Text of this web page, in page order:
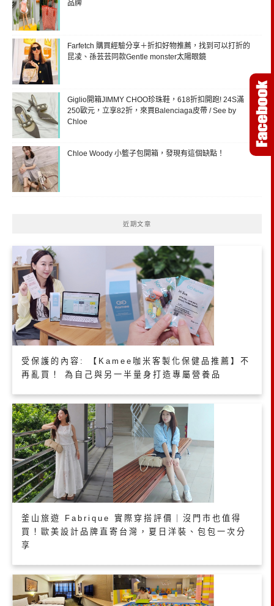
品牌
Farfetch 購買經驗分享＋折扣好物推薦，找到可以打折的
昆凌、孫芸芸同款Gentle monster太陽眼鏡
Giglio開箱JIMMY CHOO珍珠鞋，618折扣開跑! 24S滿
250歐元，立享82折，來買Balenciaga皮帶 / See by
Chloe
Chloe Woody 小籃子包開箱，發現有這個缺點！
近期文章
受保護的內容: 【Kamee咖米客製化保健品推薦】不
再亂買！ 為自己與另一半量身打造專屬營養品
釜山旅遊 Fabrique 實際穿搭評價｜沒門市也值得
買！歐美設計品牌直寄台灣，夏日洋裝、包包一次分
享